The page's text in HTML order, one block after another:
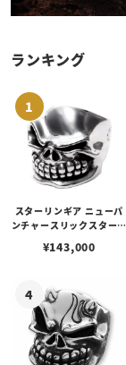
ランキング
スターリンギア ニューパ
ンチャースリックスターリ
¥143,000